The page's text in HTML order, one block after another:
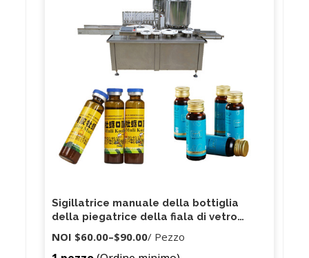
Sigillatrice manuale della bottiglia
della piegatrice della fiala di vetro
20mm
NOI $60.00–$90.00/ Pezzo